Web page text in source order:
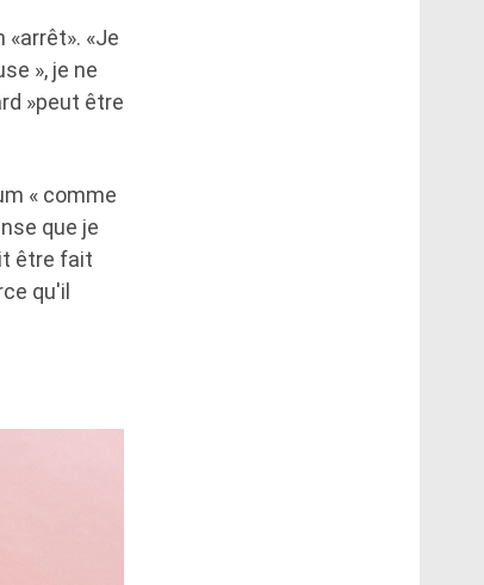
«Je
», je ne
»peut être
« comme
que je
être fait
qu'il